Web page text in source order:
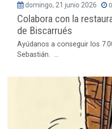
domingo, 21 junio 2026
Colabora con la
de Biscarrués
Ayúdanos a conseguir los
Sebastián. ...